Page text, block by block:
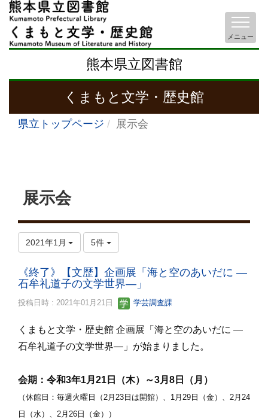
熊本県立図書館
くまもと文学・歴史館
メニュー
県立トップページ 展示会
展示会
2021年1月 5件
《終了》【文歴】企画展「海と空のあいだに ―
石牟礼道子の文学世界―」
投稿日時 : 2021年01月21日 学芸調査課
くまもと文学・歴史館 企画展「海と空のあいだに ―
石牟礼道子の文学世界―」が始まりました。
会期：令和3年1月21日（木）～3月8日（月）
（休館日：毎週火曜日（2月23日は開館）、1月29日（金）、2月24
日（水）、2月26日（金））